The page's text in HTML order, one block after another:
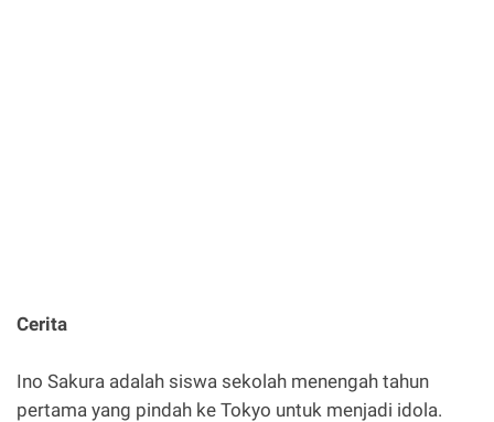
Cerita
Ino Sakura adalah siswa sekolah menengah tahun
pertama yang pindah ke Tokyo untuk menjadi idola.